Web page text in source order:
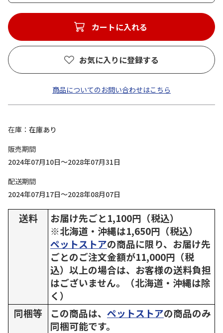
カートに入れる
お気に入りに登録する
商品についてのお問い合わせはこちら
在庫
在庫あり
販売期間
2024年07月10日～2028年07月31日
配送期間
2024年07月17日～2028年08月07日
送料
お届け先ごと1,100円（税込）
※北海道・沖縄は1,650円（税込）
ペットストアの商品に限り、お届け先
ごとのご注文金額が11,000円（税
込）以上の場合は、お客様の送料負担
はございません。（北海道・沖縄は除
く）
同梱等
この商品は、 ペットストアの商品のみ
同梱可能です。